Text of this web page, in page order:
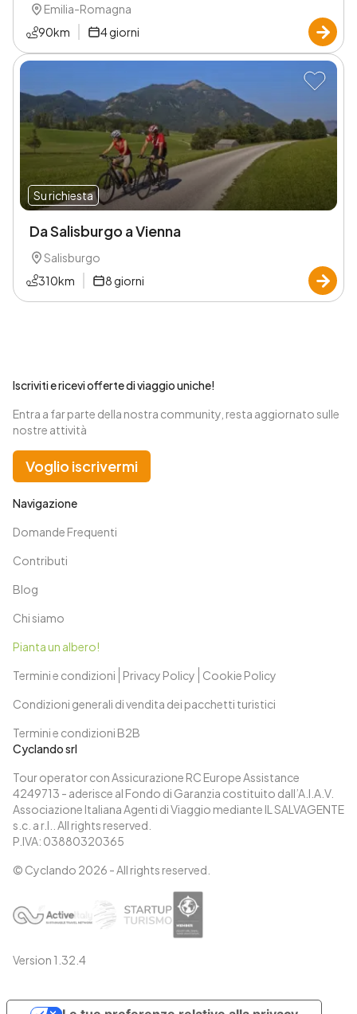
Emilia-Romagna
90km 4giorni
Su richiesta
Da Salisburgo a Vienna
Salisburgo
310km 8giorni
Cyclando srl
Tour operator con Assicurazione RC Europe Assistance
4249713 - aderisce al Fondo di Garanzia costituito dall’A.I.A.V.
Associazione Italiana Agenti di Viaggio mediante IL SALVAGENTE
s.c. a r.l.. All rights reserved.
P.IVA: 03880320365
© Cyclando 2026 - All rights reserved.
Version 1.32.4
Navigazione
Domande Frequenti
Contributi
Blog
Chi siamo
Pianta un albero!
Termini e condizioni
Privacy Policy
Cookie Policy
Condizioni generali di vendita dei pacchetti turistici
Termini e condizioni B2B
Iscriviti e ricevi offerte di viaggio uniche!
Entra a far parte della nostra community, resta aggiornato sulle
nostre attività
Voglio iscrivermi